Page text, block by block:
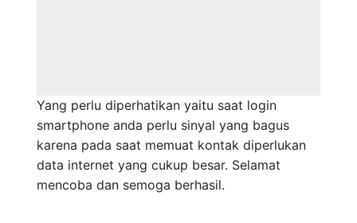
Yang perlu diperhatikan yaitu saat login
smartphone anda perlu sinyal yang bagus
karena pada saat memuat kontak diperlukan
data internet yang cukup besar. Selamat
mencoba dan semoga berhasil.